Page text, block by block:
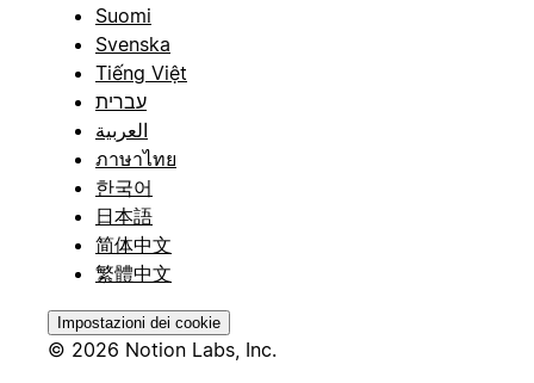
Suomi
Svenska
Tiếng Việt
עברית
العربية
ภาษาไทย
한국어
日本語
简体中文
繁體中文
Impostazioni dei cookie
© 2026 Notion Labs, Inc.